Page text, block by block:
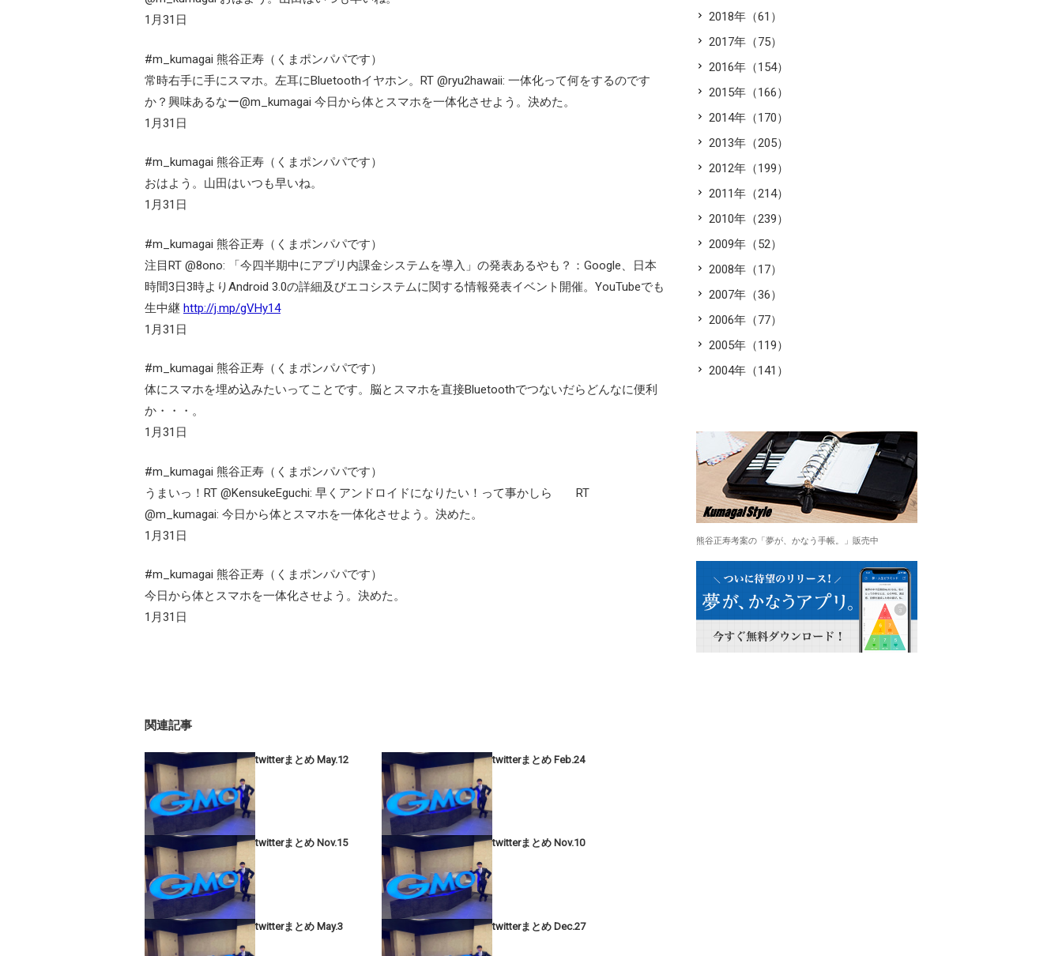
1月31日
#m_kumagai 熊谷正寿（くまポンパパです）
常時右手に手にスマホ。左耳にBluetoothイヤホン。RT @ryu2hawaii: 一体化って何をするのです
か？興味あるなー@m_kumagai 今日から体とスマホを一体化させよう。決めた。
1月31日
#m_kumagai 熊谷正寿（くまポンパパです）
おはよう。山田はいつも早いね。
1月31日
#m_kumagai 熊谷正寿（くまポンパパです）
注目RT @8ono: 「今四半期中にアプリ内課金システムを導入」の発表あるやも？：Google、日本
時間3日3時よりAndroid 3.0の詳細及びエコシステムに関する情報発表イベント開催。YouTubeでも
生中継 http://j.mp/gVHy14
1月31日
#m_kumagai 熊谷正寿（くまポンパパです）
体にスマホを埋め込みたいってことです。脳とスマホを直接Bluetoothでつないだらどんなに便利
か・・・。
1月31日
#m_kumagai 熊谷正寿（くまポンパパです）
うまいっ！RT @KensukeEguchi: 早くアンドロイドになりたい！って事かしら RT
@m_kumagai: 今日から体とスマホを一体化させよう。決めた。
1月31日
#m_kumagai 熊谷正寿（くまポンパパです）
今日から体とスマホを一体化させよう。決めた。
1月31日
関連記事
twitterまとめ May.12 twitterまとめ Feb.24
twitterまとめ Nov.15 twitterまとめ Nov.10
twitterまとめ May.3 twitterまとめ Dec.27
2018年（61）
2017年（75）
2016年（154）
2015年（166）
2014年（170）
2013年（205）
2012年（199）
2011年（214）
2010年（239）
2009年（52）
2008年（17）
2007年（36）
2006年（77）
2005年（119）
2004年（141）
熊谷正寿考案の「夢が、かなう手帳。」販売中